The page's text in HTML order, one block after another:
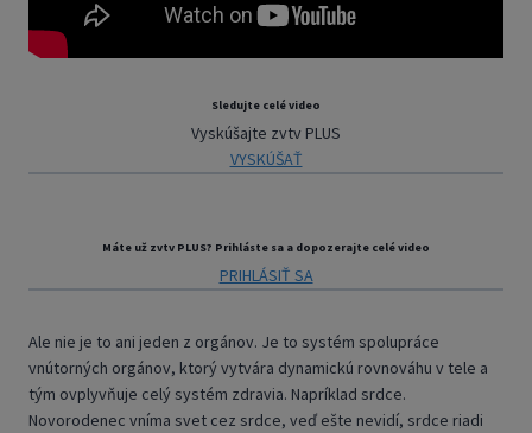
Sledujte celé video
Vyskúšajte zvtv PLUS
VYSKÚŠAŤ
Máte už zvtv PLUS? Prihláste sa a dopozerajte celé video
PRIHLÁSIŤ SA
Ale nie je to ani jeden z orgánov. Je to systém spolupráce
vnútorných orgánov, ktorý vytvára dynamickú rovnováhu v tele a
tým ovplyvňuje celý systém zdravia. Napríklad srdce.
Novorodenec vníma svet cez srdce, veď ešte nevidí, srdce riadi